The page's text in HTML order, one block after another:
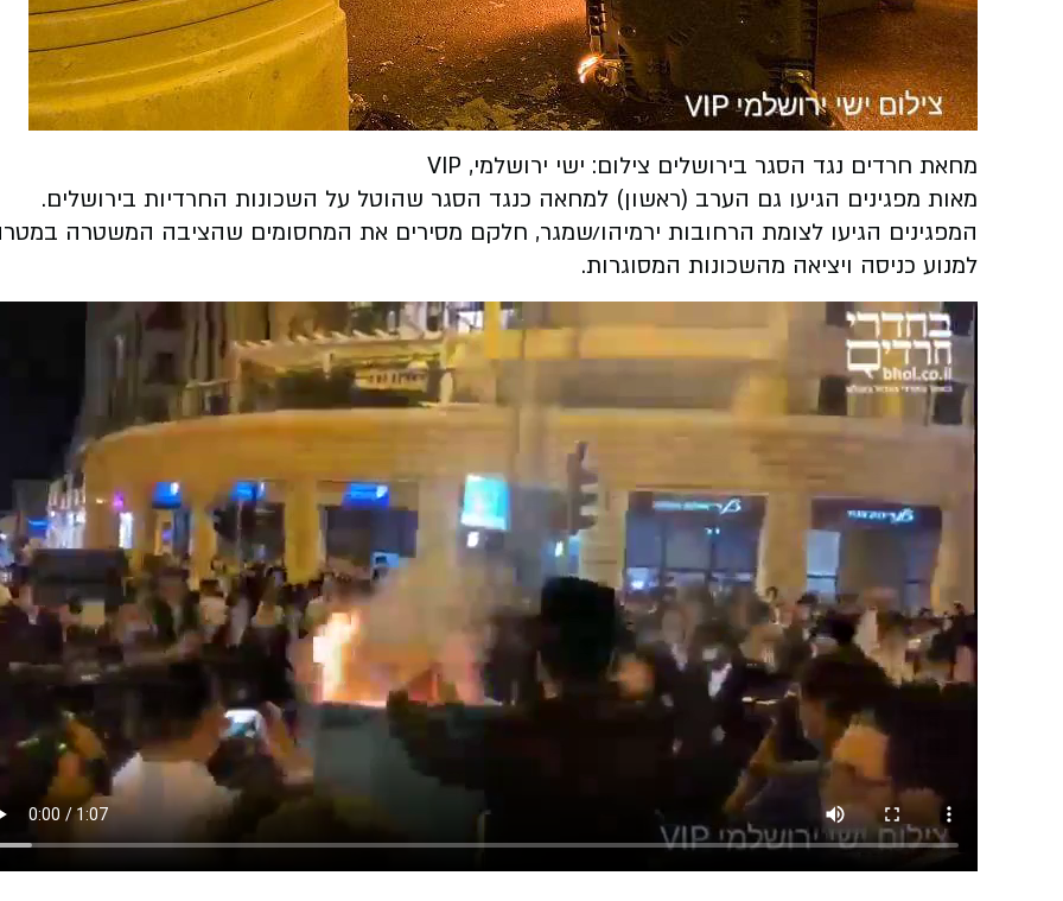
מחאת חרדים נגד הסגר בירושלים צילום: ישי ירושלמי, VIP
מאות מפגינים הגיעו גם הערב (ראשון) למחאה כנגד הסגר שהוטל על השכונות החרדיות בירושלים.
המפגינים הגיעו לצומת הרחובות ירמיהו/שמגר, חלקם מסירים את המחסומים שהציבה המשטרה
למנוע כניסה ויציאה מהשכונות המסוגרות.